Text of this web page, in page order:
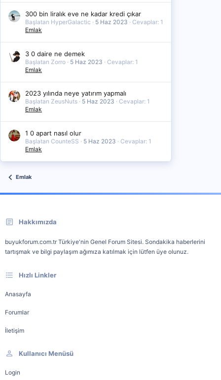
300 bin liralık eve ne kadar kredi çıkar
Başlatan HyperGalactic 5 Haz 2023
Cevaplar: 1
Emlak
3 0 daire ne demek
Başlatan Zorro 5 Haz 2023
Cevaplar: 1
Emlak
2023 yılında neye yatırım yapmalı
Başlatan ZeusNuts 5 Haz 2023
Cevaplar: 1
Emlak
1 0 apart nasıl olur
Başlatan CounteSS 5 Haz 2023
Cevaplar: 1
Emlak
Emlak
Hakkımızda
buyukforum.com.tr Türkiye'nin Genel Forum Sitesi. Sondakika haberlerini
tartışmak ve bilgi paylaşım ağımıza katılmak için lütfen üye olunuz.
Hızlı Linkler
Anasayfa
Forumlar
İletişim
Kullanıcı Menüsü
Login